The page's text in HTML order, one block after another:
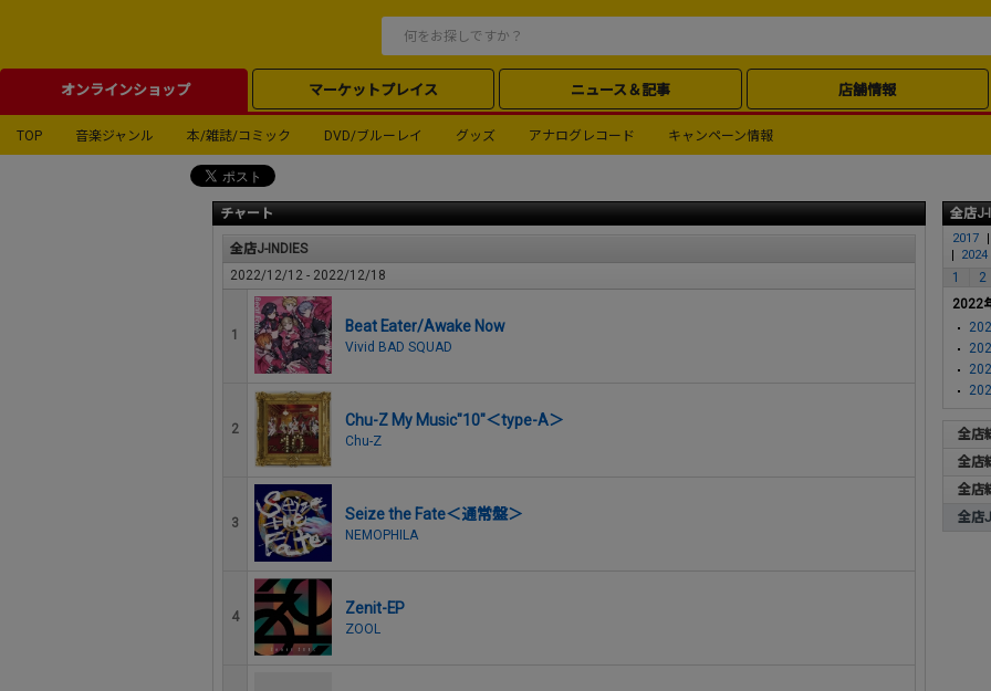
オンラインショップ マーケットプレイス ニュース＆記事 店舗情報
TOP 音楽ジャンル 本/雑誌/コミック DVD/ブルーレイ グッズ アナログレコード キャンペーン情報
チャート
全店J-INDIES
2022/12/12 - 2022/12/18
1 Beat Eater/Awake Now
Vivid BAD SQUAD
2 Chu-Z My Music"10"＜type-A＞
Chu-Z
3 Seize the Fate＜通常盤＞
NEMOPHILA
4 Zenit-EP
ZOOL
全店J-
2017
2024
1 2
2022
全店
全店
全店
全店